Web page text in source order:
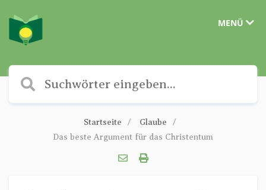
MENÜ
Startseite
Glaube
Das beste Argument für das Christentum